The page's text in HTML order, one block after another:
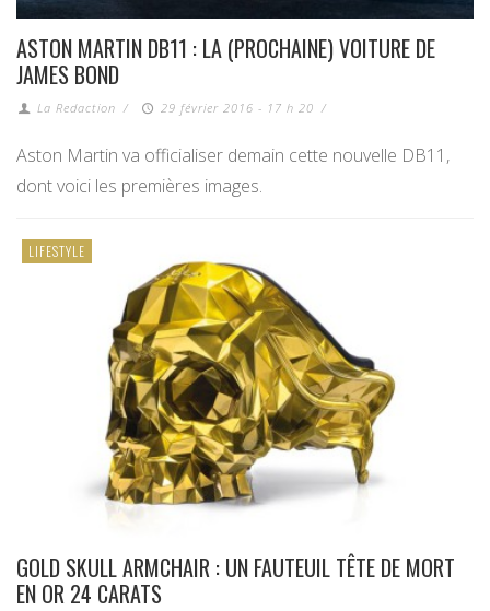
ASTON MARTIN DB11 : LA (PROCHAINE) VOITURE DE
JAMES BOND
La Redaction / 29 février 2016 - 17 h 20 /
Aston Martin va officialiser demain cette nouvelle DB11,
dont voici les premières images.
LIFESTYLE
GOLD SKULL ARMCHAIR : UN FAUTEUIL TÊTE DE MORT
EN OR 24 CARATS